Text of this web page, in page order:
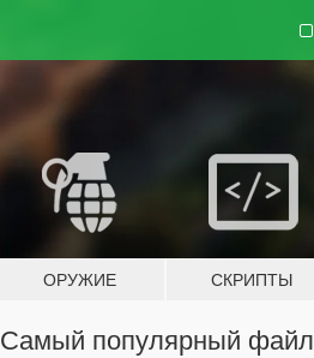
ОРУЖИЕ СКРИПТЫ
Самый популярный файл